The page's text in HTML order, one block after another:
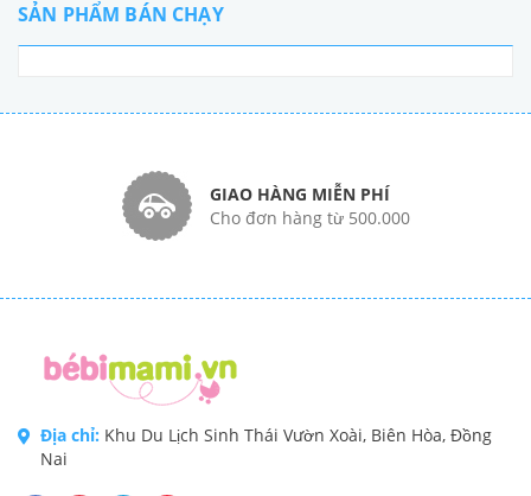
SẢN PHẨM BÁN CHẠY
GIAO HÀNG MIỄN PHÍ
Cho đơn hàng từ 500.000
Địa chỉ: Khu Du Lịch Sinh Thái Vườn Xoài, Biên Hòa, Đồng
Nai